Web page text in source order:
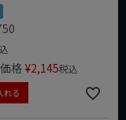
格¥2,145税込
れる